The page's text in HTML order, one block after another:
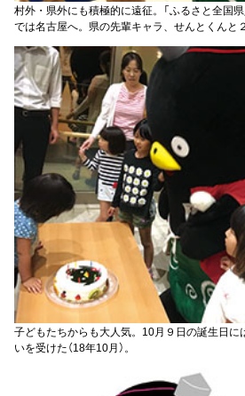
村外・県外にも積極的に遠征。「ふるさと全国県
では名古屋へ。県の先輩キャラ、せんとくんと
子どもたちからも大人気。10月９日の誕生日
いを受けた（18年10月）。